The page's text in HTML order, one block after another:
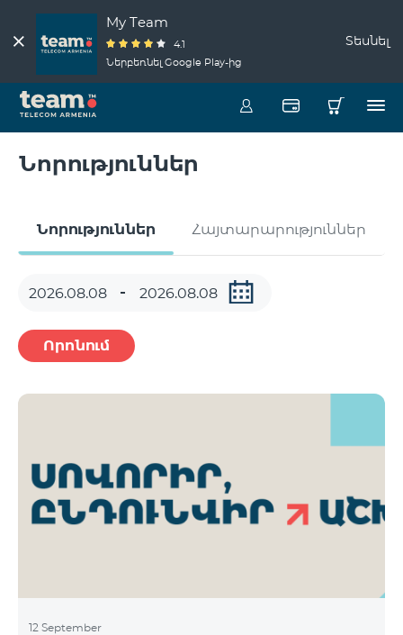
My Team
4.1
Ներբեռնել Google Play-ից
Տեսնել
Նորություններ
Նորություններ Հայտարարություններ
Որոնում
12 September